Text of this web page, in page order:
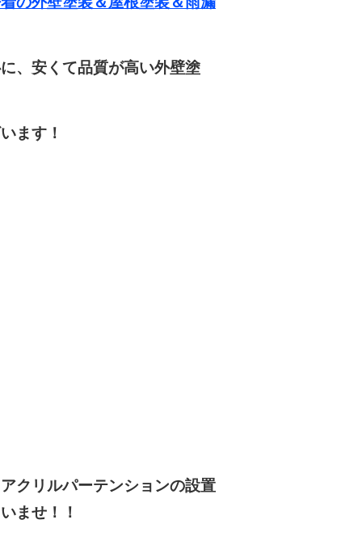
、安くて品質が高い外壁塗
ます！
クリルパーテンションの設置
ませ！！